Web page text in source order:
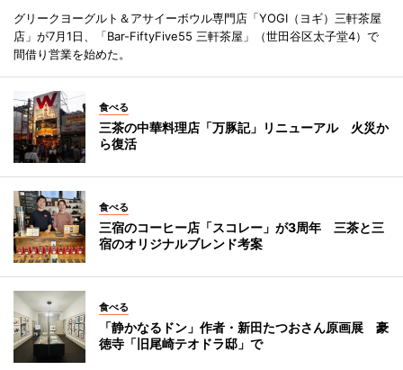
グリークヨーグルト＆アサイーボウル専門店「YOGI（ヨギ）三軒茶屋
店」が7月1日、「Bar-FiftyFive55 三軒茶屋」（世田谷区太子堂4）で
間借り営業を始めた。
食べる
三茶の中華料理店「万豚記」リニューアル 火災か
ら復活
食べる
三宿のコーヒー店「スコレー」が3周年 三茶と三
宿のオリジナルブレンド考案
食べる
「静かなるドン」作者・新田たつおさん原画展 豪
徳寺「旧尾崎テオドラ邸」で